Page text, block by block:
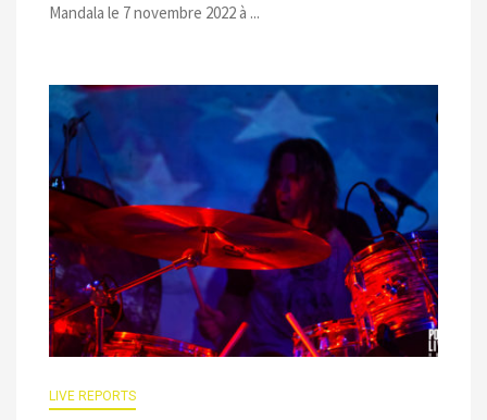
Mandala le 7 novembre 2022 à ...
LIVE REPORTS